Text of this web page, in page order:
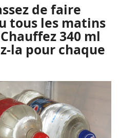
de faire
tous les matins
340 ml
la pour chaque